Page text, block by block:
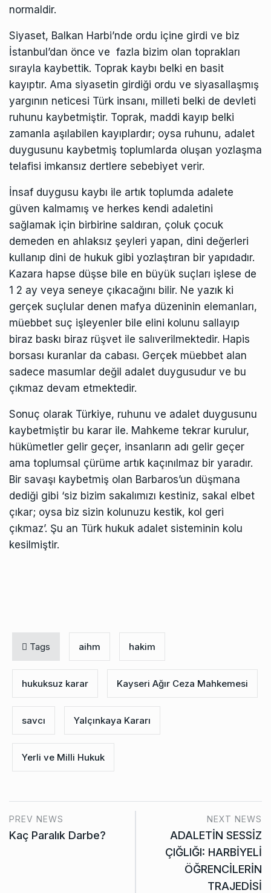
normaldir.
Siyaset, Balkan Harbi’nde ordu içine girdi ve biz
İstanbul’dan önce ve fazla bizim olan toprakları
sırayla kaybettik. Toprak kaybı belki en basit
kayıptır. Ama siyasetin girdiği ordu ve siyasallaşmış
yargının neticesi Türk insanı, milleti belki de devleti
ruhunu kaybetmiştir. Toprak, maddi kayıp belki
zamanla aşılabilen kayıplardır; oysa ruhunu, adalet
duygusunu kaybetmiş toplumlarda oluşan yozlaşma
telafisi imkansız dertlere sebebiyet verir.
İnsaf duygusu kaybı ile artık toplumda adalete
güven kalmamış ve herkes kendi adaletini
sağlamak için birbirine saldıran, çoluk çocuk
demeden en ahlaksız şeyleri yapan, dini değerleri
kullanıp dini de hukuk gibi yozlaştıran bir yapıdadır.
Kazara hapse düşse bile en büyük suçları işlese de
1 2 ay veya seneye çıkacağını bilir. Ne yazık ki
gerçek suçlular denen mafya düzeninin elemanları,
müebbet suç işleyenler bile elini kolunu sallayıp
biraz baskı biraz rüşvet ile salıverilmektedir. Hapis
borsası kuranlar da cabası. Gerçek müebbet alan
sadece masumlar değil adalet duygusudur ve bu
çıkmaz devam etmektedir.
Sonuç olarak Türkiye, ruhunu ve adalet duygusunu
kaybetmiştir bu karar ile. Mahkeme tekrar kurulur,
hükümetler gelir geçer, insanların adı gelir geçer
ama toplumsal çürüme artık kaçınılmaz bir yaradır.
Bir savaşı kaybetmiş olan Barbaros’un düşmana
dediği gibi ‘siz bizim sakalımızı kestiniz, sakal elbet
çıkar; oysa biz sizin kolunuzu kestik, kol geri
çıkmaz’. Şu an Türk hukuk adalet sisteminin kolu
kesilmiştir.
Tags aihm hakim
hukuksuz karar Kayseri Ağır Ceza Mahkemesi
savcı Yalçınkaya Kararı
Yerli ve Milli Hukuk
PREV NEWS
Kaç Paralık Darbe?
NEXT NEWS
ADALETİN SESSİZ
ÇIĞLIĞI: HARBİYELİ
ÖĞRENCİLERİN
TRAJEDİSİ